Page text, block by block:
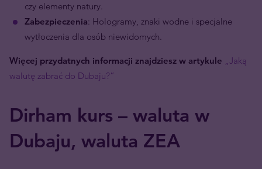
czy elementy natury.
Zabezpieczenia: Hologramy, znaki wodne i specjalne
wytłoczenia dla osób niewidomych.
Więcej przydatnych informacji znajdziesz w artykule „Jaką
walutę zabrać do Dubaju?”
Dirham kurs – waluta w
Dubaju, waluta ZEA